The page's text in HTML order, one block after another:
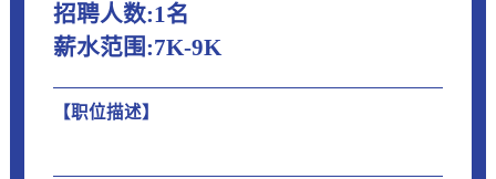
招聘人数:1名
薪水范围:7K-9K
【职位描述】